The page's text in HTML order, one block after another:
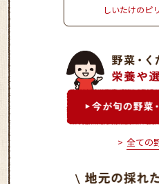
しいたけのピ
全ての